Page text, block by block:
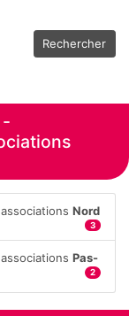
Rechercher
-
Nord
3
Pas-
2